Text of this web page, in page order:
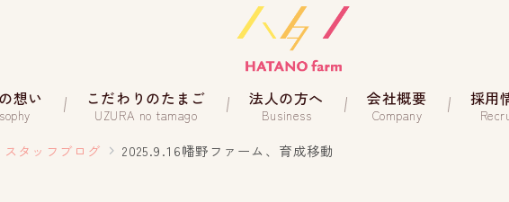
想い こだわりのたまご
UZURA no tamago
法人の方へ
Business
会社概要
Company
採用
スタッフブログ 2025.9.16幡野ファーム、育成移動